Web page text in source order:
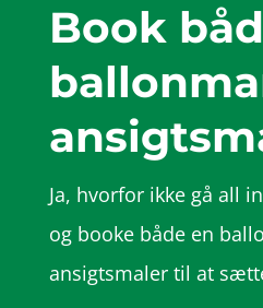
Book
Ja, hvorfor ikke gå all
og booke både en
ansigtsmaler til at